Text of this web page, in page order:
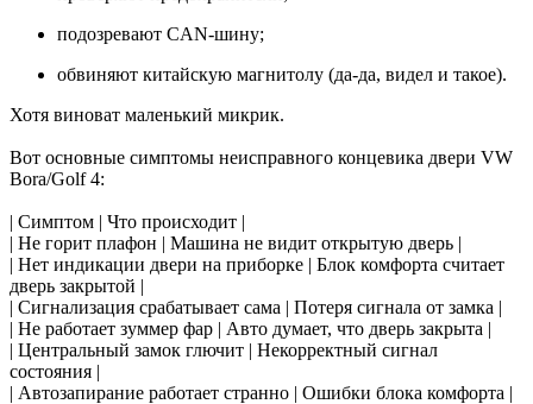
подозревают CAN-шину;
обвиняют китайскую магнитолу (да-да, видел и такое).
Хотя виноват маленький микрик.
Вот основные симптомы неисправного концевика двери VW
Bora/Golf 4:
| Симптом | Что происходит |
| Не горит плафон | Машина не видит открытую дверь |
| Нет индикации двери на приборке | Блок комфорта считает
дверь закрытой |
| Сигнализация срабатывает сама | Потеря сигнала от замка |
| Не работает зуммер фар | Авто думает, что дверь закрыта |
| Центральный замок глючит | Некорректный сигнал
состояния |
| Автозапирание работает странно | Ошибки блока комфорта |